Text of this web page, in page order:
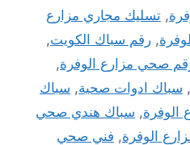
,تسليك مجاري مزارع
, رقم سباك الكويت,
صحي مزارع الوفرة,
, سباك ادوات صحية, سباك
الوفرة, سباك هندي صحي
الوفرة, فني صحي